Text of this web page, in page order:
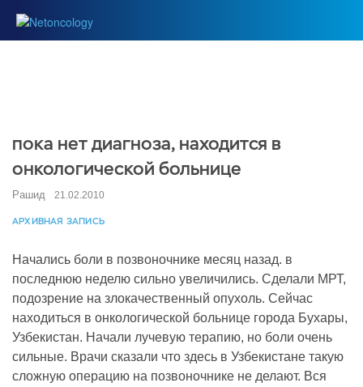
пока нет диагноза, находится в
онкологической больнице
Рашид 21.02.2010
АРХИВНАЯ ЗАПИСЬ
Начались боли в позвоночнике месяц назад. в
последнюю неделю сильно увеличились. Сделали МРТ,
подозрение на злокачественный опухоль. Сейчас
находиться в онкологической больнице города Бухары,
Узбекистан. Начали лучевую терапию, но боли очень
сильные. Врачи сказали что здесь в Узбекистане такую
сложную операцию на позвоночнике не делают. Вся